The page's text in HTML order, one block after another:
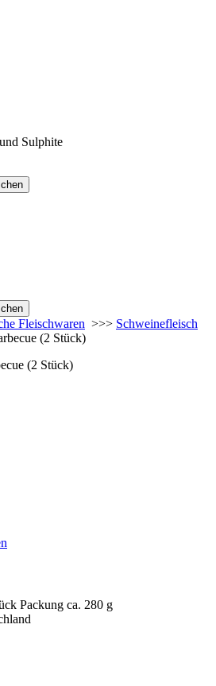
Sulphite
Fleischwaren >>> Schweinefleisch
(2 Stück)
Packung ca. 280 g